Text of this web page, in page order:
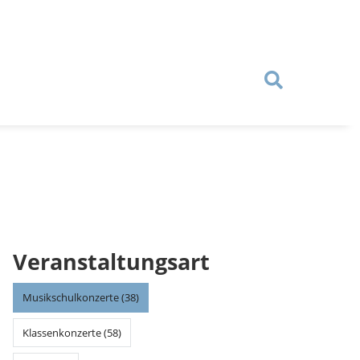
Veranstaltungsart
Musikschulkonzerte (38)
Klassenkonzerte (58)